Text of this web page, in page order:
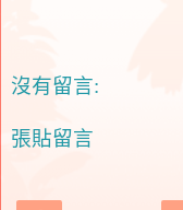
沒有留言:
張貼留言